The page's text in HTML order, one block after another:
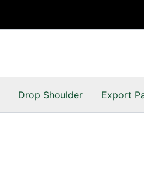
Drop Shoulder Export